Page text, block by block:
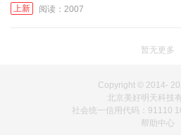
上新 阅读：2007
暂无更多
Copyright © 2014-
北京美好明天科技
社会统一信用代码：91110
帮助中心